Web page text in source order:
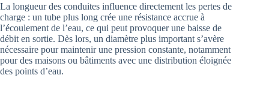
La longueur des conduites influence directement les pertes de
charge : un tube plus long crée une résistance accrue à
l’écoulement de l’eau, ce qui peut provoquer une baisse de
débit en sortie. Dès lors, un diamètre plus important s’avère
nécessaire pour maintenir une pression constante, notamment
pour des maisons ou bâtiments avec une distribution éloignée
des points d’eau.